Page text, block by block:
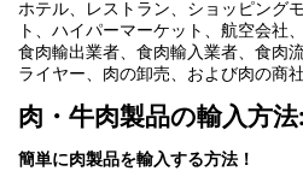
ホテル、レストラン、ショッピング
ト、ハイパーマーケット、航空会社
食肉輸出業者、食肉輸入業者、食肉
ライヤー、肉の卸売、および肉の商社
肉・牛肉製品の輸入方法:
簡単に肉製品を輸入する方法！